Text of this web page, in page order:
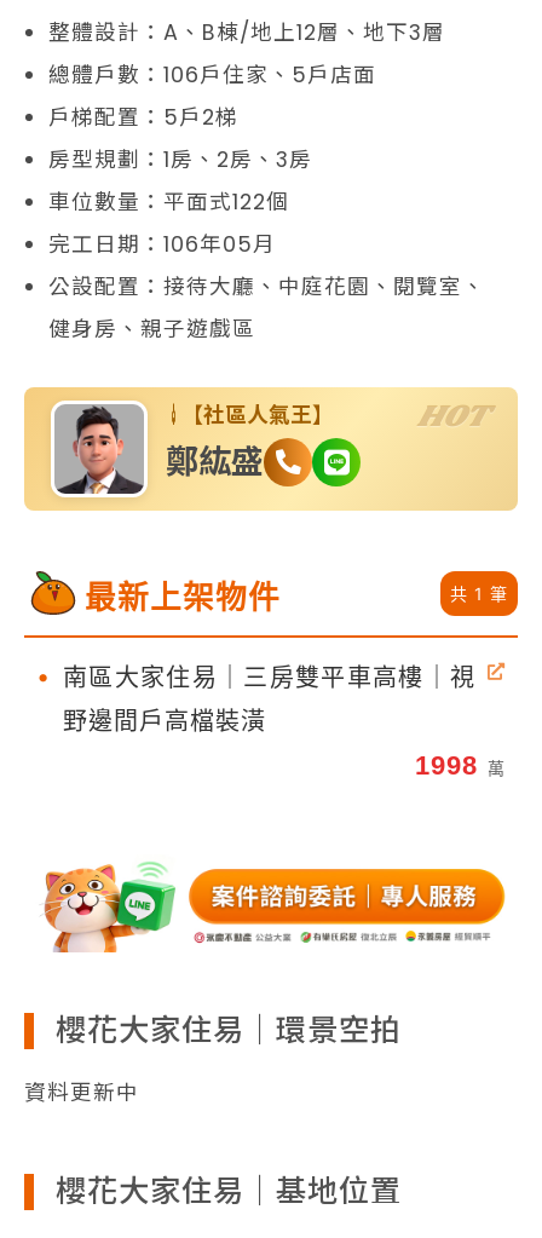
整體設計：A、B棟/地上12層、地下3層
總體戶數：106戶住家、5戶店面
戶梯配置：5戶2梯
房型規劃：1房、2房、3房
車位數量：平面式122個
完工日期：106年05月
公設配置：接待大廳、中庭花園、閱覽室、
健身房、親子遊戲區
【社區人氣王】
鄭紘盛
HOT
最新上架物件 共 1 筆
• 南區大家住易｜三房雙平車高樓｜視
野邊間戶高檔裝潢
1998 萬
櫻花大家住易｜環景空拍
資料更新中
櫻花大家住易｜基地位置